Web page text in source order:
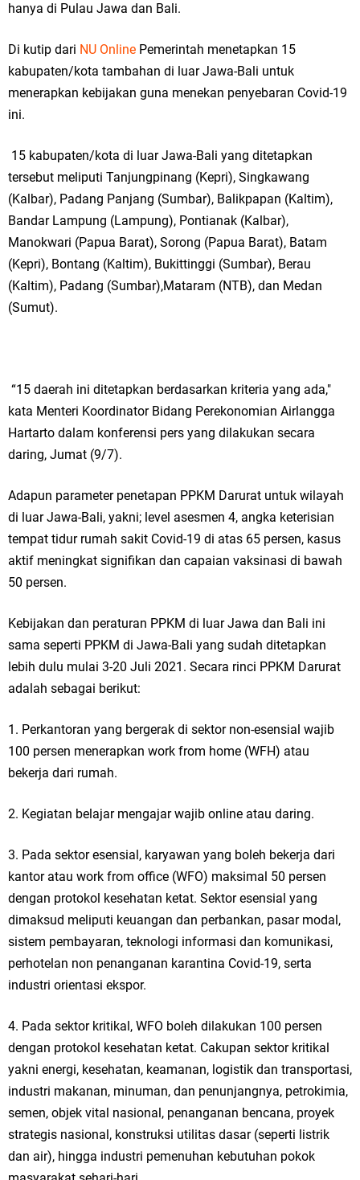
hanya di Pulau Jawa dan Bali.
Di kutip dari NU Online Pemerintah menetapkan 15
kabupaten/kota tambahan di luar Jawa-Bali untuk
menerapkan kebijakan guna menekan penyebaran Covid-19
ini.
15 kabupaten/kota di luar Jawa-Bali yang ditetapkan
tersebut meliputi Tanjungpinang (Kepri), Singkawang
(Kalbar), Padang Panjang (Sumbar), Balikpapan (Kaltim),
Bandar Lampung (Lampung), Pontianak (Kalbar),
Manokwari (Papua Barat), Sorong (Papua Barat), Batam
(Kepri), Bontang (Kaltim), Bukittinggi (Sumbar), Berau
(Kaltim), Padang (Sumbar),Mataram (NTB), dan Medan
(Sumut).
“15 daerah ini ditetapkan berdasarkan kriteria yang ada,"
kata Menteri Koordinator Bidang Perekonomian Airlangga
Hartarto dalam konferensi pers yang dilakukan secara
daring, Jumat (9/7).
Adapun parameter penetapan PPKM Darurat untuk wilayah
di luar Jawa-Bali, yakni; level asesmen 4, angka keterisian
tempat tidur rumah sakit Covid-19 di atas 65 persen, kasus
aktif meningkat signifikan dan capaian vaksinasi di bawah
50 persen.
Kebijakan dan peraturan PPKM di luar Jawa dan Bali ini
sama seperti PPKM di Jawa-Bali yang sudah ditetapkan
lebih dulu mulai 3-20 Juli 2021. Secara rinci PPKM Darurat
adalah sebagai berikut:
1. Perkantoran yang bergerak di sektor non-esensial wajib
100 persen menerapkan work from home (WFH) atau
bekerja dari rumah.
2. Kegiatan belajar mengajar wajib online atau daring.
3. Pada sektor esensial, karyawan yang boleh bekerja dari
kantor atau work from office (WFO) maksimal 50 persen
dengan protokol kesehatan ketat. Sektor esensial yang
dimaksud meliputi keuangan dan perbankan, pasar modal,
sistem pembayaran, teknologi informasi dan komunikasi,
perhotelan non penanganan karantina Covid-19, serta
industri orientasi ekspor.
4. Pada sektor kritikal, WFO boleh dilakukan 100 persen
dengan protokol kesehatan ketat. Cakupan sektor kritikal
yakni energi, kesehatan, keamanan, logistik dan transportasi,
industri makanan, minuman, dan penunjangnya, petrokimia,
semen, objek vital nasional, penanganan bencana, proyek
strategis nasional, konstruksi utilitas dasar (seperti listrik
dan air), hingga industri pemenuhan kebutuhan pokok